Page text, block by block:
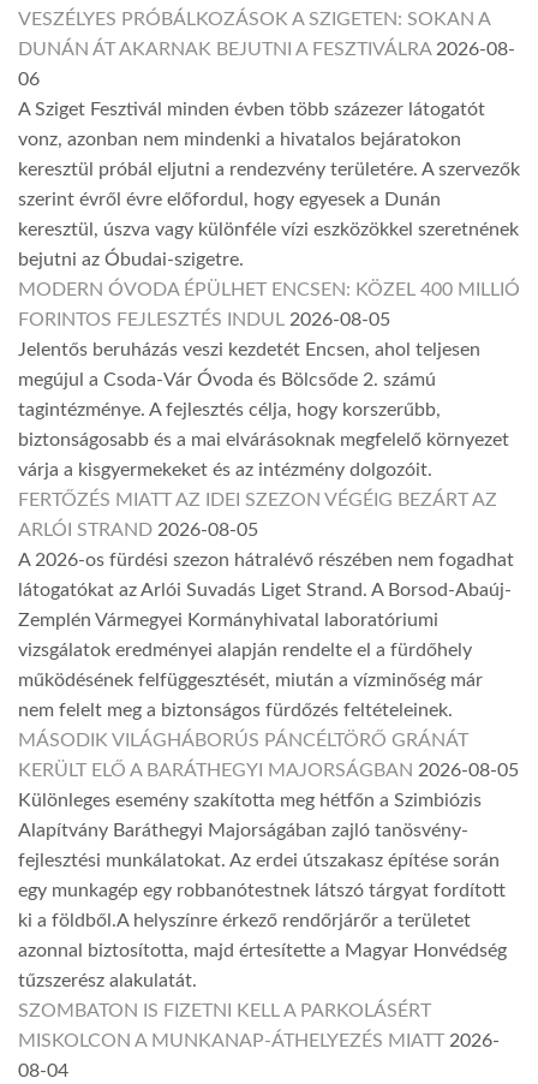
VESZÉLYES PRÓBÁLKOZÁSOK A SZIGETEN: SOKAN A
DUNÁN ÁT AKARNAK BEJUTNI A FESZTIVÁLRA 2026-08-
06
A Sziget Fesztivál minden évben több százezer látogatót
vonz, azonban nem mindenki a hivatalos bejáratokon
keresztül próbál eljutni a rendezvény területére. A szervezők
szerint évről évre előfordul, hogy egyesek a Dunán
keresztül, úszva vagy különféle vízi eszközökkel szeretnének
bejutni az Óbudai-szigetre.
MODERN ÓVODA ÉPÜLHET ENCSEN: KÖZEL 400 MILLIÓ
FORINTOS FEJLESZTÉS INDUL 2026-08-05
Jelentős beruházás veszi kezdetét Encsen, ahol teljesen
megújul a Csoda-Vár Óvoda és Bölcsőde 2. számú
tagintézménye. A fejlesztés célja, hogy korszerűbb,
biztonságosabb és a mai elvárásoknak megfelelő környezet
várja a kisgyermekeket és az intézmény dolgozóit.
FERTŐZÉS MIATT AZ IDEI SZEZON VÉGÉIG BEZÁRT AZ
ARLÓI STRAND 2026-08-05
A 2026-os fürdési szezon hátralévő részében nem fogadhat
látogatókat az Arlói Suvadás Liget Strand. A Borsod-Abaúj-
Zemplén Vármegyei Kormányhivatal laboratóriumi
vizsgálatok eredményei alapján rendelte el a fürdőhely
működésének felfüggesztését, miután a vízminőség már
nem felelt meg a biztonságos fürdőzés feltételeinek.
MÁSODIK VILÁGHÁBORÚS PÁNCÉLTÖRŐ GRÁNÁT
KERÜLT ELŐ A BARÁTHEGYI MAJORSÁGBAN 2026-08-05
Különleges esemény szakította meg hétfőn a Szimbiózis
Alapítvány Baráthegyi Majorságában zajló tanösvény-
fejlesztési munkálatokat. Az erdei útszakasz építése során
egy munkagép egy robbanótestnek látszó tárgyat fordított
ki a földből.A helyszínre érkező rendőrjárőr a területet
azonnal biztosította, majd értesítette a Magyar Honvédség
tűzszerész alakulatát.
SZOMBATON IS FIZETNI KELL A PARKOLÁSÉRT
MISKOLCON A MUNKANAP-ÁTHELYEZÉS MIATT 2026-
08-04